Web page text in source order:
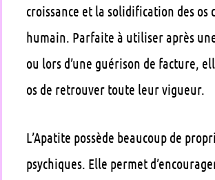
croissance et la solidification des os
humain. Parfaite à utiliser après
ou lors d’une guérison de facture,
os de retrouver toute leur vigueur.
L’Apatite possède beaucoup de
psychiques. Elle permet